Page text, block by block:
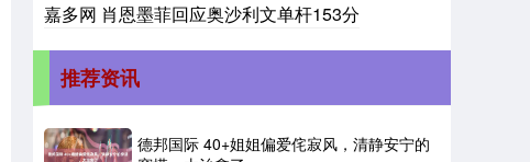
嘉多网 肖恩墨菲回应奥沙利文单杆153分
推荐资讯
德邦国际 40+姐姐偏爱侘寂风，清静安宁的